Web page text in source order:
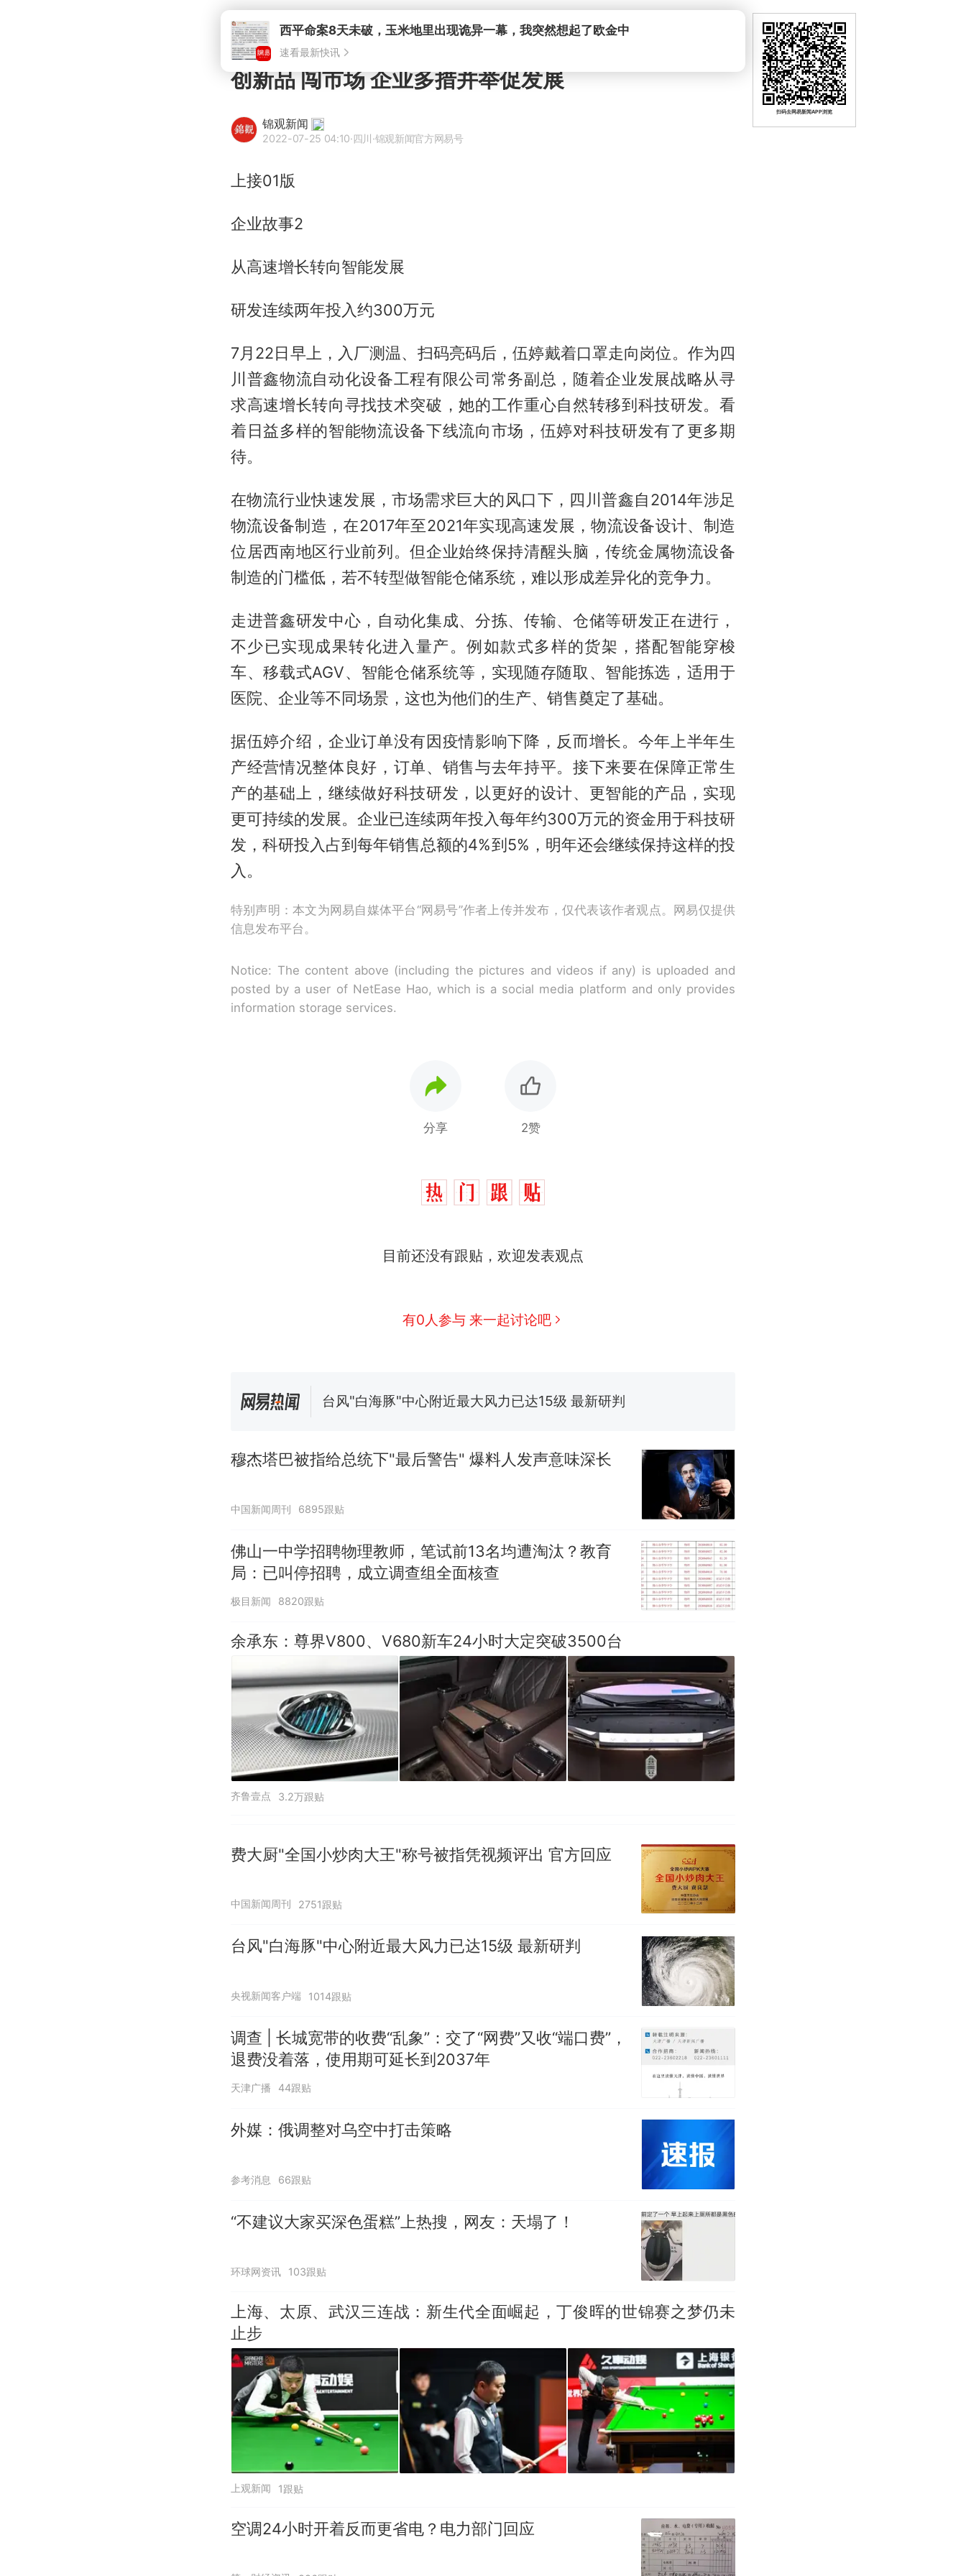
创新品 闯市场 企业多措并举促发展
锦观新闻
2022-07-25 04:10·四川·锦观新闻官方网易号
上接01版
企业故事2
从高速增长转向智能发展
研发连续两年投入约300万元
7月22日早上，入厂测温、扫码亮码后，伍婷戴着口罩走向岗位。作为四
川普鑫物流自动化设备工程有限公司常务副总，随着企业发展战略从寻
求高速增长转向寻找技术突破，她的工作重心自然转移到科技研发。看
着日益多样的智能物流设备下线流向市场，伍婷对科技研发有了更多期
待。
在物流行业快速发展，市场需求巨大的风口下，四川普鑫自2014年涉足
物流设备制造，在2017年至2021年实现高速发展，物流设备设计、制造
位居西南地区行业前列。但企业始终保持清醒头脑，传统金属物流设备
制造的门槛低，若不转型做智能仓储系统，难以形成差异化的竞争力。
走进普鑫研发中心，自动化集成、分拣、传输、仓储等研发正在进行，
不少已实现成果转化进入量产。例如款式多样的货架，搭配智能穿梭
车、移载式AGV、智能仓储系统等，实现随存随取、智能拣选，适用于
医院、企业等不同场景，这也为他们的生产、销售奠定了基础。
据伍婷介绍，企业订单没有因疫情影响下降，反而增长。今年上半年生
产经营情况整体良好，订单、销售与去年持平。接下来要在保障正常生
产的基础上，继续做好科技研发，以更好的设计、更智能的产品，实现
更可持续的发展。企业已连续两年投入每年约300万元的资金用于科技研
发，科研投入占到每年销售总额的4%到5%，明年还会继续保持这样的投
入。
特别声明：本文为网易自媒体平台“网易号”作者上传并发布，仅代表该作者观点。网易仅提供
信息发布平台。
Notice: The content above (including the pictures and videos if any) is uploaded and
posted by a user of NetEase Hao, which is a social media platform and only provides
information storage services.
分享 2赞
目前还没有跟贴，欢迎发表观点
有0人参与 来一起讨论吧
费大厨“全国小炒肉大王”称号，仅凭视频评出？中国烹饪协会回
佛山一中学招聘物理教师，笔试前13名均遭淘汰？教育局：已叫停
招聘，成立调查组全面核查
热 那个在床头放菜刀的女孩，因老师一句“跟我回家”改写了人生
穆杰塔巴被指给总统下"最后警告" 爆料人发声意味深长
中国新闻周刊 6895跟贴
佛山一中学招聘物理教师，笔试前13名均遭淘汰？教育
局：已叫停招聘，成立调查组全面核查
极目新闻 8820跟贴
余承东：尊界V800、V680新车24小时大定突破3500台
齐鲁壹点 3.2万跟贴
费大厨"全国小炒肉大王"称号被指凭视频评出 官方回应
中国新闻周刊 2751跟贴
台风"白海豚"中心附近最大风力已达15级 最新研判
央视新闻客户端 1014跟贴
调查 | 长城宽带的收费“乱象”：交了“网费”又收“端口费”，
退费没着落，使用期可延长到2037年
天津广播 44跟贴
外媒：俄调整对乌空中打击策略
参考消息 66跟贴
“不建议大家买深色蛋糕”上热搜，网友：天塌了！
环球网资讯 103跟贴
上海、太原、武汉三连战：新生代全面崛起，丁俊晖的世锦赛之梦仍未
止步
上观新闻 1跟贴
空调24小时开着反而更省电？电力部门回应
扫码去网易新闻APP浏览